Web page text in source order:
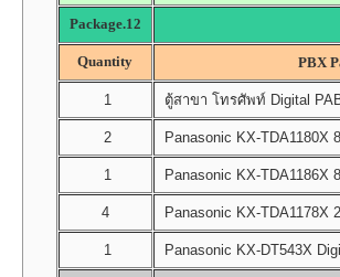
Package.12
Quantity PBX
1 ตู้สาขา โทรศัพท์ Digital
2 Panasonic KX-
1 Panasonic KX-
4 Panasonic KX-TDA1178X
1 Panasonic KX-DT543X